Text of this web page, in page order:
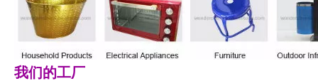
我们的工厂